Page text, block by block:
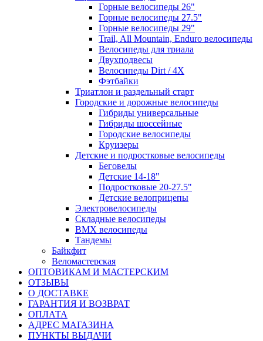
Горные велосипеды 26"
Горные велосипеды 27.5"
Горные велосипеды 29"
Trail, All Mountain, Enduro велосипеды
Велосипеды для триала
Двухподвесы
Велосипеды Dirt / 4X
Фэтбайки
Триатлон и раздельный старт
Городские и дорожные велосипеды
Гибриды универсальные
Гибриды шоссейные
Городские велосипеды
Круизеры
Детские и подростковые велосипеды
Беговелы
Детские 14-18"
Подростковые 20-27.5"
Детские велоприцепы
Электровелосипеды
Складные велосипеды
BMX велосипеды
Тандемы
Байкфит
Веломастерская
ОПТОВИКАМ И МАСТЕРСКИМ
ОТЗЫВЫ
О ДОСТАВКЕ
ГАРАНТИЯ И ВОЗВРАТ
ОПЛАТА
АДРЕС МАГАЗИНА
ПУНКТЫ ВЫДАЧИ